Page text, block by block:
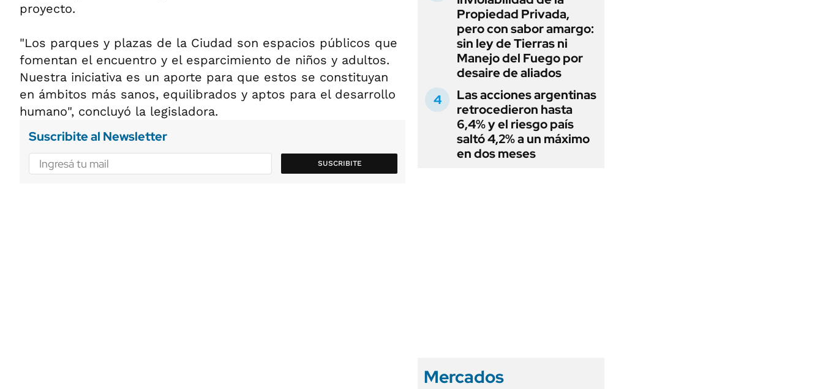
proyecto.
"Los parques y plazas de la Ciudad son espacios públicos que
fomentan el encuentro y el esparcimiento de niños y adultos.
Nuestra iniciativa es un aporte para que estos se constituyan
en ámbitos más sanos, equilibrados y aptos para el desarrollo
humano", concluyó la legisladora.
Suscribite al Newsletter
SUSCRIBITE
Propiedad Privada,
pero con sabor amargo:
sin ley de Tierras ni
Manejo del Fuego por
desaire de aliados
Las acciones argentinas
retrocedieron hasta
6,4% y el riesgo país
saltó 4,2% a un máximo
en dos meses
Mercados